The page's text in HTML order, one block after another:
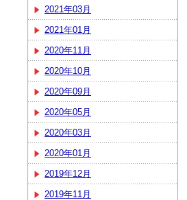
2021年03月
2021年01月
2020年11月
2020年10月
2020年09月
2020年05月
2020年03月
2020年01月
2019年12月
2019年11月